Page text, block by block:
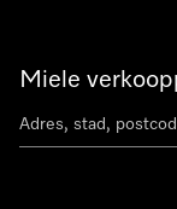
Miele